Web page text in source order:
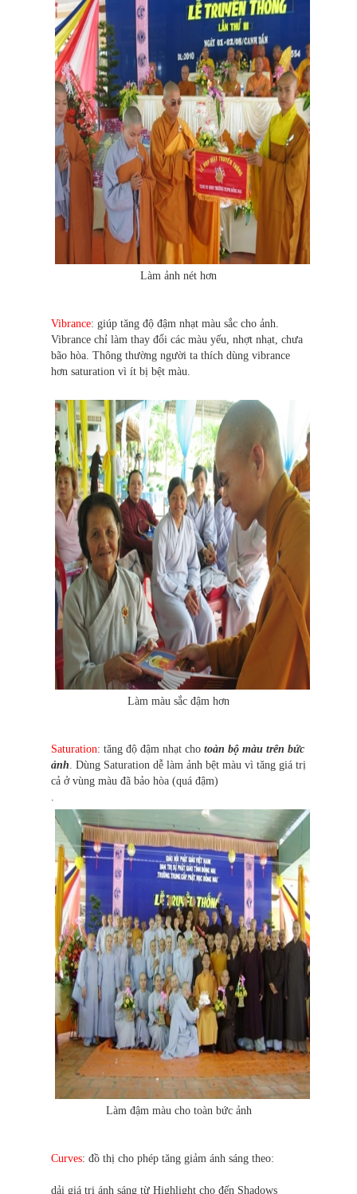
Làm ảnh nét hơn
Vibrance: giúp tăng độ đậm nhạt màu sắc cho ảnh.
Vibrance chỉ làm thay đổi các màu yếu, nhợt nhạt, chưa
bão hòa. Thông thường người ta thích dùng vibrance
hơn saturation vì ít bị bệt màu.
Làm màu sắc đậm hơn
Saturation: tăng độ đậm nhạt cho toàn bộ màu trên bức
ảnh. Dùng Saturation dễ làm ảnh bệt màu vì tăng giá trị
cả ở vùng màu đã bảo hòa (quá đậm)
.
Làm đậm màu cho toàn bức ảnh
Curves: đồ thị cho phép tăng giảm ánh sáng theo:
dải giá trị ánh sáng từ Highlight cho đến Shadows